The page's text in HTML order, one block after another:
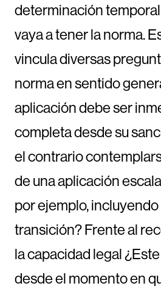
determinación
vaya a tener la norma.
vincula diversas
norma en sentido
aplicación debe ser
completa desde su
el contrario
de una aplicación
por ejemplo,
transición? Frente al
la capacidad legal
desde el momento en